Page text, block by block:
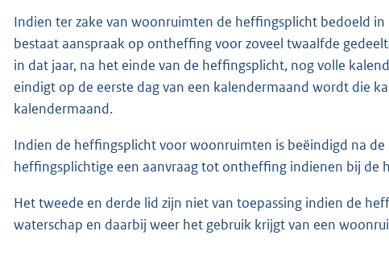
Indien ter zake van woonruimten de heffingsplicht bedoeld
bestaat aanspraak op ontheffing voor zoveel twaalfde
in dat jaar, na het einde van de heffingsplicht, nog volle
eindigt op de eerste dag van een kalendermaand wordt die
kalendermaand.
Indien de heffingsplicht voor woonruimten is beëindigd na de
heffingsplichtige een aanvraag tot ontheffing indienen bij de
Het tweede en derde lid zijn niet van toepassing indien de
waterschap en daarbij weer het gebruik krijgt van een